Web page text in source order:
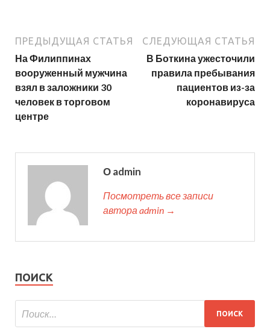
ПРЕДЫДУЩАЯ СТАТЬЯ
На Филиппинах
вооруженный мужчина
взял в заложники 30
человек в торговом
центре
СЛЕДУЮЩАЯ СТАТЬЯ
В Боткина ужесточили
правила пребывания
пациентов из-за
коронавируса
О admin
Посмотреть все записи
автора admin →
ПОИСК